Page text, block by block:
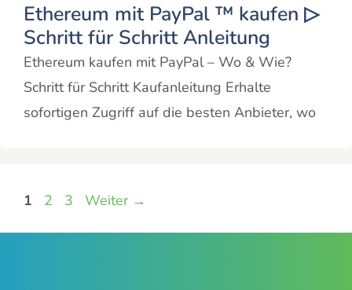
Ethereum mit PayPal ™ kaufen ▷
Schritt für Schritt Anleitung
Ethereum kaufen mit PayPal – Wo & Wie?
Schritt für Schritt Kaufanleitung Erhalte
sofortigen Zugriff auf die besten Anbieter, wo
Seite
1 Seite
2 Seite
3 Weiter →